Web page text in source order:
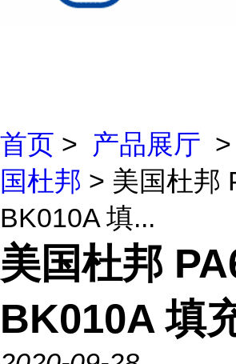
首页 > 产品展厅 >
国杜邦 > 美国杜邦
BK010A 填...
美国杜邦
BK010A 填